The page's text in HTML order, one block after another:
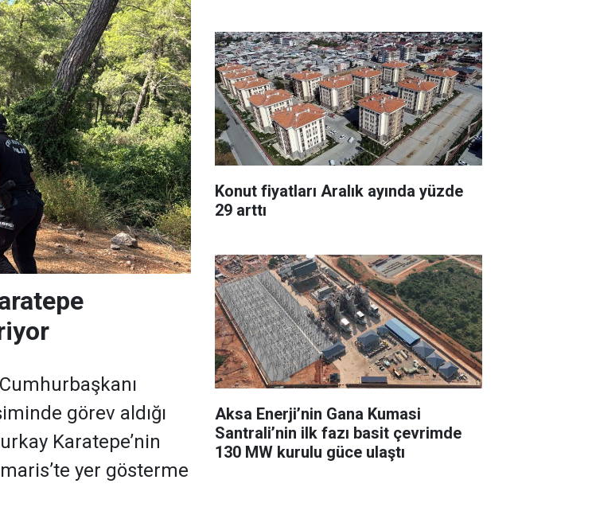
görev aldığı
Karatepe’nin
yer gösterme
Konut fiyatları Aralık ayında yüzde
29 arttı
Aksa Enerji’nin Gana Kumasi
Santrali’nin ilk fazı basit çevrimde
130 MW kurulu güce ulaştı